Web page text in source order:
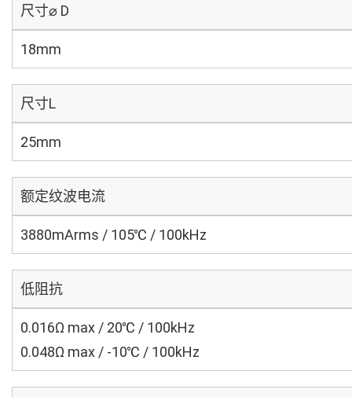
尺寸⌀ D
18mm
尺寸L
25mm
额定纹波电流
3880mArms / 105℃ / 100kHz
低阻抗
0.016Ω max / 20℃ / 100kHz
0.048Ω max / -10℃ / 100kHz